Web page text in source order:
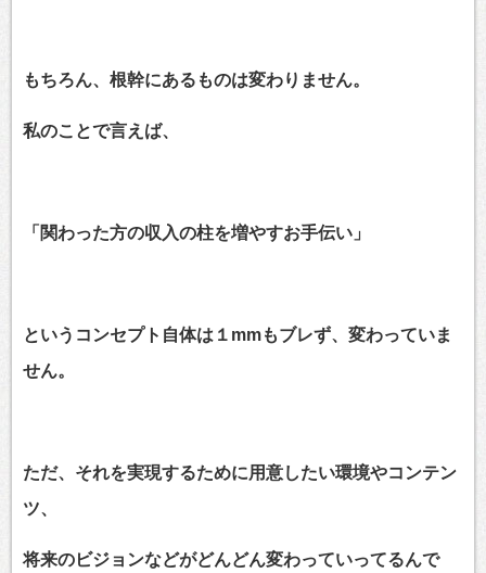
もちろん、根幹にあるものは変わりません。
私のことで言えば、
「関わった方の収入の柱を増やすお手伝い」
というコンセプト自体は１mmもブレず、変わっていま
せん。
ただ、それを実現するために用意したい環境やコンテン
ツ、
将来のビジョンなどがどんどん変わっていってるんで